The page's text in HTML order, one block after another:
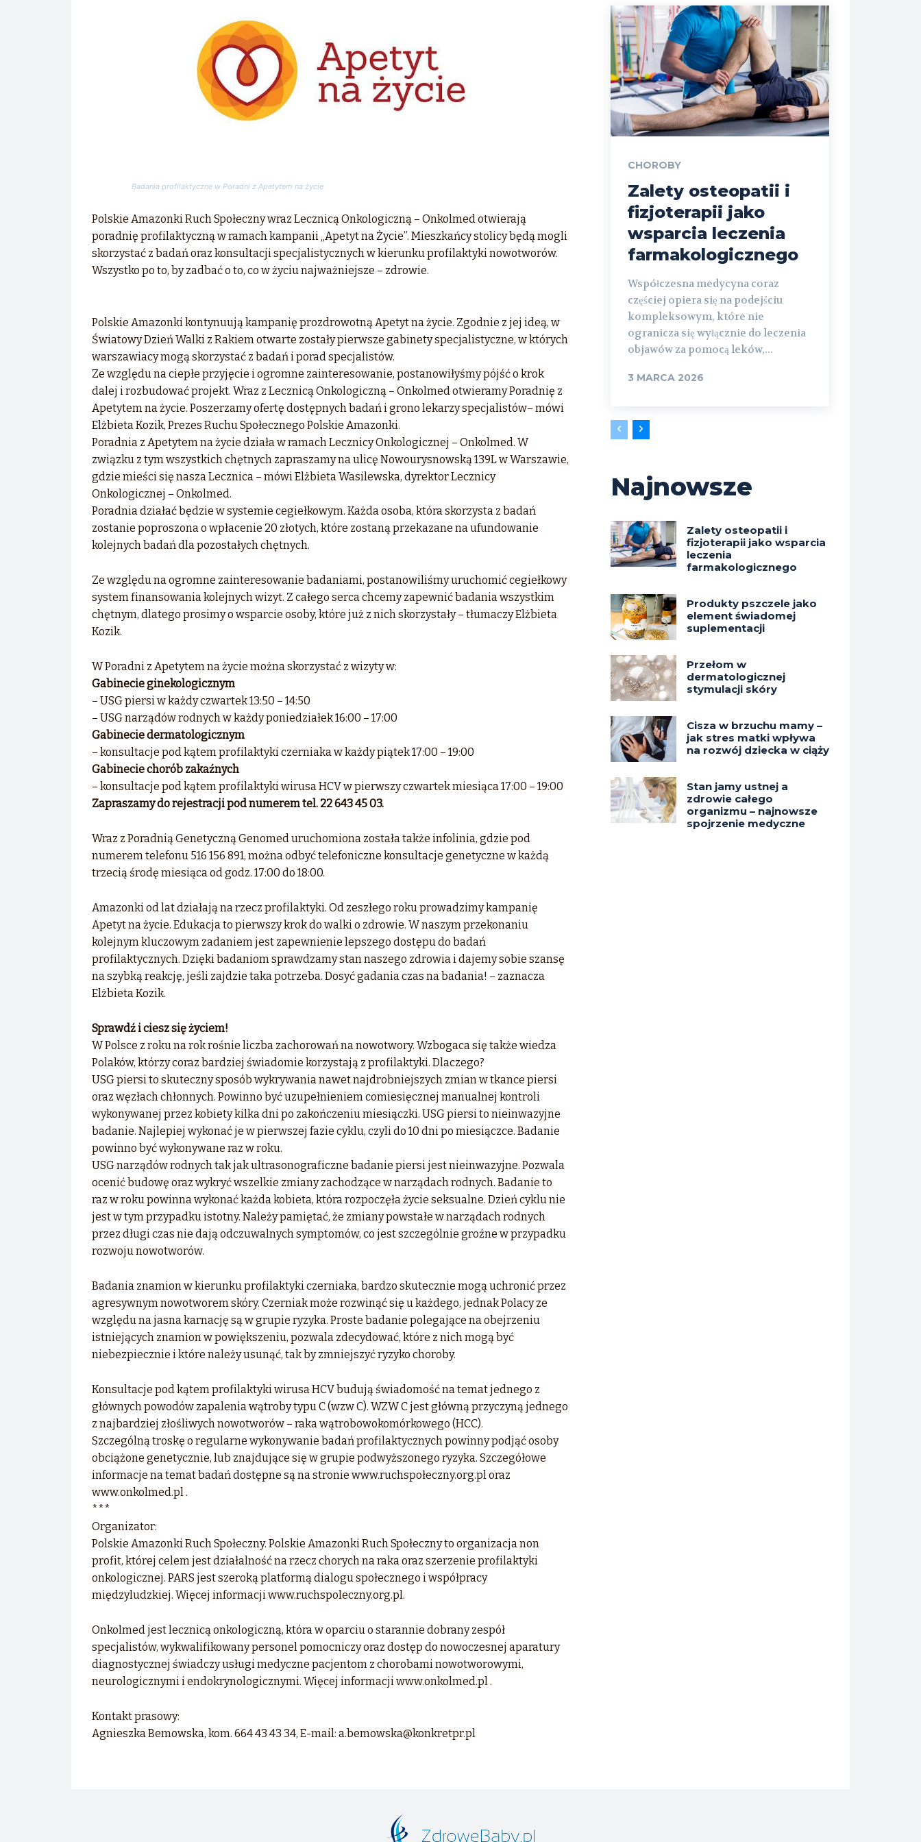
Badania profilaktyczne w Poradni z Apetytem na życie
Polskie Amazonki Ruch Społeczny wraz Lecznicą Onkologiczną – Onkolmed otwierają
poradnię profilaktyczną w ramach kampanii „Apetyt na Życie”. Mieszkańcy stolicy będą mogli
skorzystać z badań oraz konsultacji specjalistycznych w kierunku profilaktyki nowotworów.
Wszystko po to, by zadbać o to, co w życiu najważniejsze – zdrowie.
Polskie Amazonki kontynuują kampanię prozdrowotną Apetyt na życie. Zgodnie z jej ideą, w
Światowy Dzień Walki z Rakiem otwarte zostały pierwsze gabinety specjalistyczne, w których
warszawiacy mogą skorzystać z badań i porad specjalistów.
Ze względu na ciepłe przyjęcie i ogromne zainteresowanie, postanowiłyśmy pójść o krok
dalej i rozbudować projekt. Wraz z Lecznicą Onkologiczną – Onkolmed otwieramy Poradnię z
Apetytem na życie. Poszerzamy ofertę dostępnych badań i grono lekarzy specjalistów– mówi
Elżbieta Kozik, Prezes Ruchu Społecznego Polskie Amazonki.
Poradnia z Apetytem na życie działa w ramach Lecznicy Onkologicznej – Onkolmed. W
związku z tym wszystkich chętnych zapraszamy na ulicę Nowourysnowską 139L w Warszawie,
gdzie mieści się nasza Lecznica – mówi Elżbieta Wasilewska, dyrektor Lecznicy
Onkologicznej – Onkolmed.
Poradnia działać będzie w systemie cegiełkowym. Każda osoba, która skorzysta z badań
zostanie poproszona o wpłacenie 20 złotych, które zostaną przekazane na ufundowanie
kolejnych badań dla pozostałych chętnych.
Ze względu na ogromne zainteresowanie badaniami, postanowiliśmy uruchomić cegiełkowy
system finansowania kolejnych wizyt. Z całego serca chcemy zapewnić badania wszystkim
chętnym, dlatego prosimy o wsparcie osoby, które już z nich skorzystały – tłumaczy Elżbieta
Kozik.
W Poradni z Apetytem na życie można skorzystać z wizyty w:
Gabinecie ginekologicznym
– USG piersi w każdy czwartek 13:50 – 14:50
– USG narządów rodnych w każdy poniedziałek 16:00 – 17:00
Gabinecie dermatologicznym
– konsultacje pod kątem profilaktyki czerniaka w każdy piątek 17:00 – 19:00
Gabinecie chorób zakaźnych
– konsultacje pod kątem profilaktyki wirusa HCV w pierwszy czwartek miesiąca 17:00 – 19:00
Zapraszamy do rejestracji pod numerem tel. 22 643 45 03.
Wraz z Poradnią Genetyczną Genomed uruchomiona została także infolinia, gdzie pod
numerem telefonu 516 156 891, można odbyć telefoniczne konsultacje genetyczne w każdą
trzecią środę miesiąca od godz. 17:00 do 18:00.
Amazonki od lat działają na rzecz profilaktyki. Od zeszłego roku prowadzimy kampanię
Apetyt na życie. Edukacja to pierwszy krok do walki o zdrowie. W naszym przekonaniu
kolejnym kluczowym zadaniem jest zapewnienie lepszego dostępu do badań
profilaktycznych. Dzięki badaniom sprawdzamy stan naszego zdrowia i dajemy sobie szansę
na szybką reakcję, jeśli zajdzie taka potrzeba. Dosyć gadania czas na badania! – zaznacza
Elżbieta Kozik.
Sprawdź i ciesz się życiem!
W Polsce z roku na rok rośnie liczba zachorowań na nowotwory. Wzbogaca się także wiedza
Polaków, którzy coraz bardziej świadomie korzystają z profilaktyki. Dlaczego?
USG piersi to skuteczny sposób wykrywania nawet najdrobniejszych zmian w tkance piersi
oraz węzłach chłonnych. Powinno być uzupełnieniem comiesięcznej manualnej kontroli
wykonywanej przez kobiety kilka dni po zakończeniu miesiączki. USG piersi to nieinwazyjne
badanie. Najlepiej wykonać je w pierwszej fazie cyklu, czyli do 10 dni po miesiączce. Badanie
powinno być wykonywane raz w roku.
USG narządów rodnych tak jak ultrasonograficzne badanie piersi jest nieinwazyjne. Pozwala
ocenić budowę oraz wykryć wszelkie zmiany zachodzące w narządach rodnych. Badanie to
raz w roku powinna wykonać każda kobieta, która rozpoczęła życie seksualne. Dzień cyklu nie
jest w tym przypadku istotny. Należy pamiętać, że zmiany powstałe w narządach rodnych
przez długi czas nie dają odczuwalnych symptomów, co jest szczególnie groźne w przypadku
rozwoju nowotworów.
Badania znamion w kierunku profilaktyki czerniaka, bardzo skutecznie mogą uchronić przez
agresywnym nowotworem skóry. Czerniak może rozwinąć się u każdego, jednak Polacy ze
względu na jasna karnację są w grupie ryzyka. Proste badanie polegające na obejrzeniu
istniejących znamion w powiększeniu, pozwala zdecydować, które z nich mogą być
niebezpiecznie i które należy usunąć, tak by zmniejszyć ryzyko choroby.
Konsultacje pod kątem profilaktyki wirusa HCV budują świadomość na temat jednego z
głównych powodów zapalenia wątroby typu C (wzw C). WZW C jest główną przyczyną jednego
z najbardziej złośliwych nowotworów – raka wątrobowokomórkowego (HCC).
Szczególną troskę o regularne wykonywanie badań profilaktycznych powinny podjąć osoby
obciążone genetycznie, lub znajdujące się w grupie podwyższonego ryzyka. Szczegółowe
informacje na temat badań dostępne są na stronie www.ruchspołeczny.org.pl oraz
www.onkolmed.pl .
***
Organizator:
Polskie Amazonki Ruch Społeczny. Polskie Amazonki Ruch Społeczny to organizacja non
profit, której celem jest działalność na rzecz chorych na raka oraz szerzenie profilaktyki
onkologicznej. PARS jest szeroką platformą dialogu społecznego i współpracy
międzyludzkiej. Więcej informacji www.ruchspoleczny.org.pl.
Onkolmed jest lecznicą onkologiczną, która w oparciu o starannie dobrany zespół
specjalistów, wykwalifikowany personel pomocniczy oraz dostęp do nowoczesnej aparatury
diagnostycznej świadczy usługi medyczne pacjentom z chorobami nowotworowymi,
neurologicznymi i endokrynologicznymi. Więcej informacji www.onkolmed.pl .
Kontakt prasowy:
Agnieszka Bemowska, kom. 664 43 43 34, E-mail: a.bemowska@konkretpr.pl
CHOROBY
Zalety osteopatii i
fizjoterapii jako
wsparcia leczenia
farmakologicznego
Współczesna medycyna coraz
częściej opiera się na podejściu
kompleksowym, które nie
ogranicza się wyłącznie do leczenia
objawów za pomocą leków,...
3 MARCA 2026
Najnowsze
Zalety osteopatii i
fizjoterapii jako wsparcia
leczenia
farmakologicznego
Produkty pszczele jako
element świadomej
suplementacji
Przełom w
dermatologicznej
stymulacji skóry
Cisza w brzuchu mamy –
jak stres matki wpływa
na rozwój dziecka w ciąży
Stan jamy ustnej a
zdrowie całego
organizmu – najnowsze
spojrzenie medyczne